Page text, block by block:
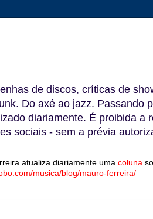
de discos, críticas de
Do axé ao jazz. Passando
diariamente. É proibida a
sociais - sem a prévia
atualiza diariamente uma coluna
musica/blog/mauro-ferreira/